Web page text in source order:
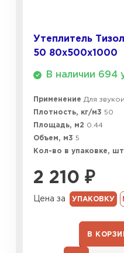
Утеплитель
50 80х500х1000
В наличии 694
Применение Для
Плотность, кг/м3 50
Площадь, м2 0.44
Объем, м3 5
Кол-во в упаковке, шт
2 210 ₽
Цена за УПАКОВКУ
В